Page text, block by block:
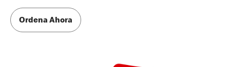
Ordena Ahora